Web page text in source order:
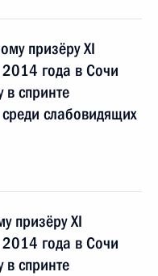
призёру XI
года в Сочи
в спринте
слабовидящих
призёру XI
года в Сочи
в спринте